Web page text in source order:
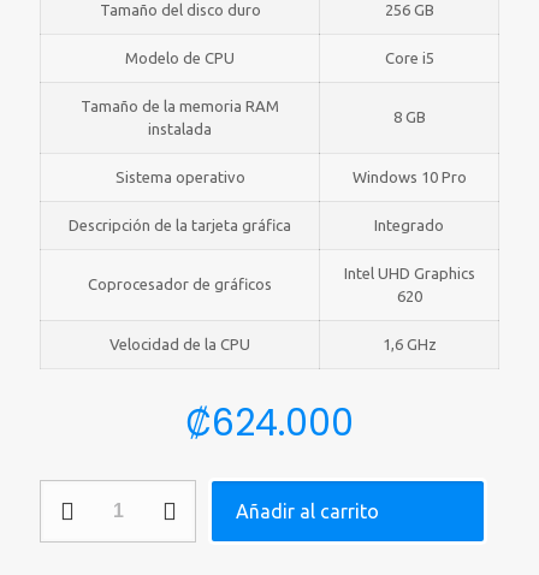
Tamaño del disco duro 256 GB
Modelo de CPU Core i5
Tamaño de la memoria RAM
instalada
8 GB
Sistema operativo Windows 10 Pro
Descripción de la tarjeta gráfica Integrado
Coprocesador de gráficos
Intel UHD Graphics
620
Velocidad de la CPU 1,6 GHz
₡624.000
Añadir al carrito